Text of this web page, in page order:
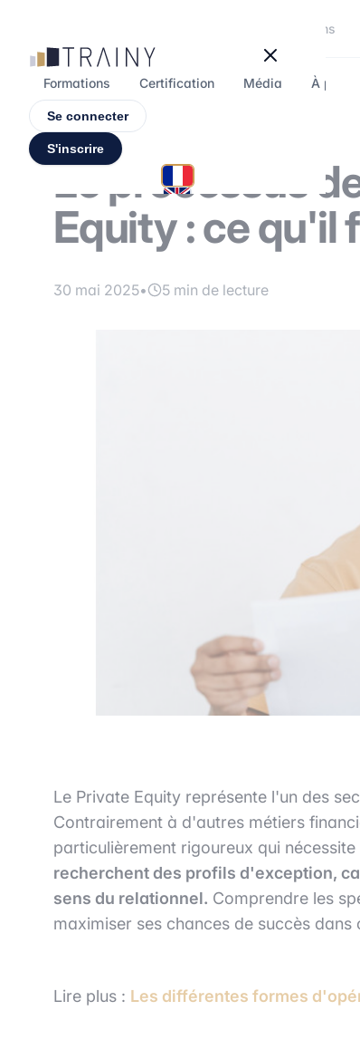
Formations
Formations Certification Média À propos
Se connecter
S'inscrire
Le processus
Equity : ce qu'il
30 mai 2025• 5 min de lecture
Le Private Equity représente l'un des
Contrairement à d'autres métiers
particulièrement rigoureux qui
recherchent des profils d'exception,
sens du relationnel. Comprendre les
maximiser ses chances de succès
Lire plus : Les différentes formes